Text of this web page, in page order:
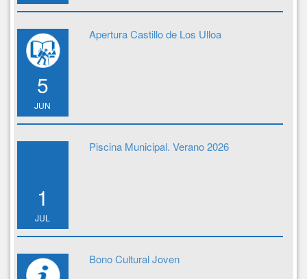
5
JUN
Apertura Castillo de Los Ulloa
1
JUL
Piscina Municipal. Verano 2026
Bono Cultural Joven